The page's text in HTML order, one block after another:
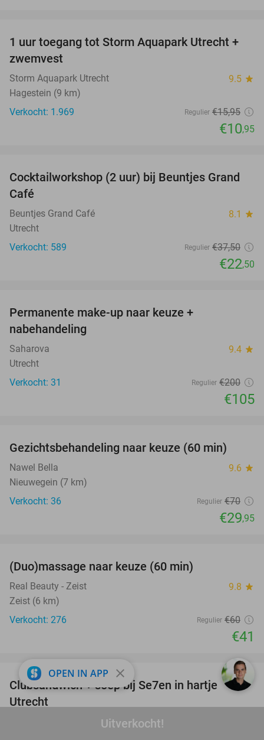
Uitverkocht!
31%
1 uur toegang tot Storm Aquapark Utrecht +
zwemvest
Storm Aquapark Utrecht 9.5 star
Hagestein (9 km)
Verkocht: 1.969
Regulier €15,95
€10,95
40%
Cocktailworkshop (2 uur) bij Beuntjes Grand
Café
Beuntjes Grand Café 8.1 star
Utrecht
Verkocht: 589
Regulier €37,50
€22,50
Permanente make-up naar keuze +
nabehandeling
Saharova 9.4 star
Utrecht
Verkocht: 31
Regulier €200
€105
Gezichtsbehandeling naar keuze (60 min)
Nawel Bella 9.6 star
Nieuwegein (7 km)
Verkocht: 36
Regulier €70
€29,95
(Duo)massage naar keuze (60 min)
Real Beauty - Zeist 9.8 star
Zeist (6 km)
Verkocht: 276
Regulier €60
€41
42%
Clubsandwich + soep bij Se7en in hartje
Utrecht
OPEN IN APP close